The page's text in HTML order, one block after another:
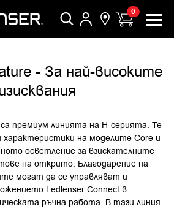
0
- За най-високите
премиум линията на H-серията. Те
характеристики на моделите Core и
осветление за взискателните
на открито. Благодарение на
могат да се управляват и
Ledlenser Connect в
ръчна работа. В тази линия